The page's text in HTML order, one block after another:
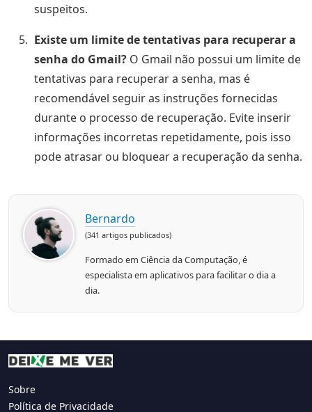
suspeitos.
Existe um limite de tentativas para recuperar a
senha do Gmail? O Gmail não possui um limite de
tentativas para recuperar a senha, mas é
recomendável seguir as instruções fornecidas
durante o processo de recuperação. Evite inserir
informações incorretas repetidamente, pois isso
pode atrasar ou bloquear a recuperação da senha.
Bernardo
(341 artigos publicados)
Formado em Ciência da Computação, é
especialista em aplicativos para facilitar o dia a
dia.
Sobre
Política de Privacidade